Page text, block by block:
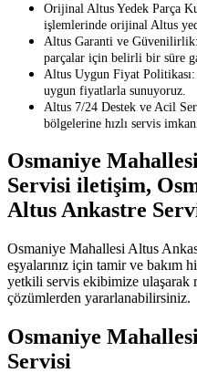
Orijinal Altus Yedek Parça
işlemlerinde orijinal Altus
Altus Garanti ve
parçalar için belirli bir süre
Altus Uygun Fiyat
uygun fiyatlarla sunuyoruz.
Altus 7/24 Destek ve Acil
bölgelerine hızlı servis
Osmaniye
Servisi iletişim,
Altus Ankastre
Osmaniye Mahallesi Altus
eşyalarınız için tamir ve bakım
yetkili servis ekibimize ulaşarak
çözümlerden yararlanabilirsiniz.
Osmaniye
Servisi